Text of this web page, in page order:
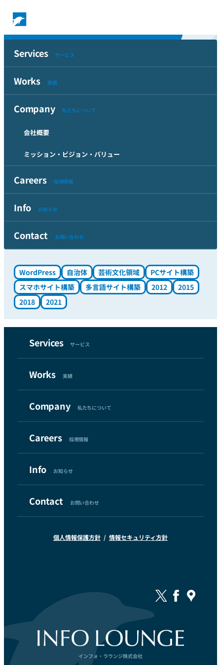
Services サービス
Works 実績
Company 私たちについて
会社概要
ミッション・ビジョン・バリュー
Careers 採用情報
Info お知らせ
Contact お問い合わせ
Works 実績
Top
タグ「2012」の付いた実績一覧
YOKOHAMA
横浜アーツフェスティバル実行委員会 様
2012年から3年ごとに開催される65日間に渡る横浜のダンスフ
イル対応もしています。内部施策のみですがSEO面でも評価さ
WordPress 自治体 芸術文化領域
PCサイト構築
スマホサイト構築
多言語サイト構築 2012
2015
2018
2021
インフォ・ラウンジ株式会社
Services サービス
Works 実績
Company 私たちについて
Careers 採用情報
Info お知らせ
Contact お問い合わせ
個人情報保護方針 情報セキュリティ方針